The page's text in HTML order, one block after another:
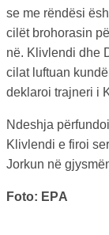
se me rëndësi
cilët brohorasin
në. Klivlendi dhe
cilat luftuan
deklaroi trajneri i
Ndeshja
Klivlendi e firoi
Jorkun në
Foto: ЕPА